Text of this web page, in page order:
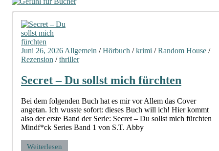
Juni 26, 2026 Allgemein /Hörbuch /krimi /Random House /
Rezension /thriller
Secret – Du sollst mich fürchten
Bei dem folgenden Buch hat es mir vor Allem das Cover
angetan. Ich wusste sofort: dieses Buch will ich! Hier kommt
also der erste Band der Serie: Secret – Du sollst mich fürchten
Mindf*ck Series Band 1 von S.T. Abby
Weiterlesen